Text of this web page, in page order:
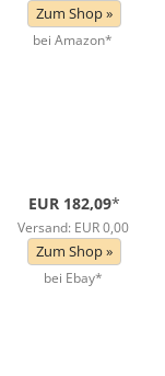
Zum Shop »
bei Amazon*
EUR 182,09*
Versand: EUR 0,00
Zum Shop »
bei Ebay*